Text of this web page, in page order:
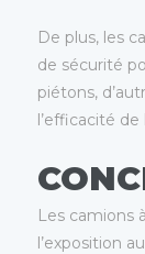
De plus, les
de sécurité
piétons,
l’efficacité
Les camions
l’exposition